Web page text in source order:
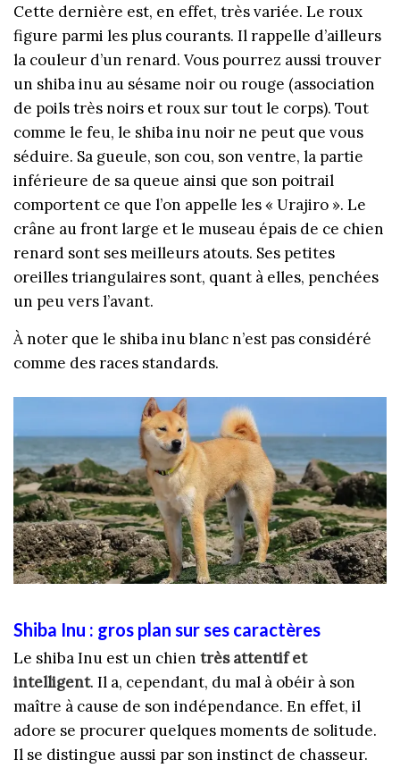
Cette dernière est, en effet, très variée. Le roux
figure parmi les plus courants. Il rappelle d’ailleurs
la couleur d’un renard. Vous pourrez aussi trouver
un shiba inu au sésame noir ou rouge (association
de poils très noirs et roux sur tout le corps). Tout
comme le feu, le shiba inu noir ne peut que vous
séduire. Sa gueule, son cou, son ventre, la partie
inférieure de sa queue ainsi que son poitrail
comportent ce que l’on appelle les « Urajiro ». Le
crâne au front large et le museau épais de ce chien
renard sont ses meilleurs atouts. Ses petites
oreilles triangulaires sont, quant à elles, penchées
un peu vers l’avant.
À noter que le shiba inu blanc n’est pas considéré
comme des races standards.
Shiba Inu : gros plan sur ses caractères
Le shiba Inu est un chien très attentif et
intelligent. Il a, cependant, du mal à obéir à son
maître à cause de son indépendance. En effet, il
adore se procurer quelques moments de solitude.
Il se distingue aussi par son instinct de chasseur.